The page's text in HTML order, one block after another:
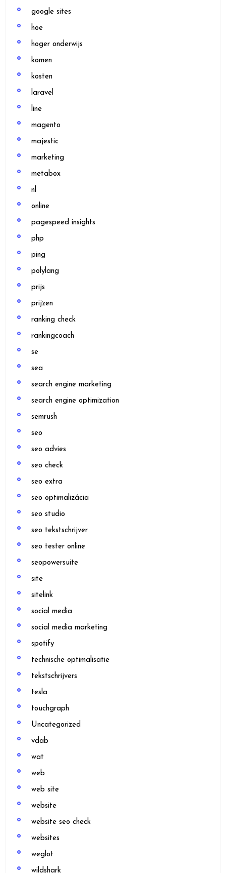
google sites
hoe
hoger onderwijs
komen
kosten
laravel
line
magento
majestic
marketing
metabox
nl
online
pagespeed insights
php
ping
polylang
prijs
prijzen
ranking check
rankingcoach
se
sea
search engine marketing
search engine optimization
semrush
seo
seo advies
seo check
seo extra
seo optimalizácia
seo studio
seo tekstschrijver
seo tester online
seopowersuite
site
sitelink
social media
social media marketing
spotify
technische optimalisatie
tekstschrijvers
tesla
touchgraph
Uncategorized
vdab
wat
web
web site
website
website seo check
websites
weglot
wildshark